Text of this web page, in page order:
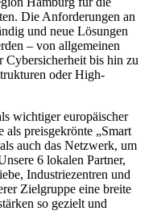
Die Anforderungen an
und neue Lösungen
– von allgemeinen
Cybersicherheit bis hin zu
oder High-
wichtiger europäischer
preisgekrönte „Smart
auch das Netzwerk, um
6 lokalen Partner,
Industriezentren und
Zielgruppe eine breite
so gezielt und